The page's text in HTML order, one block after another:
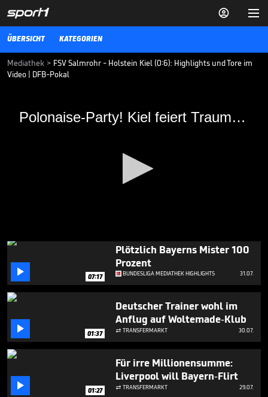


ÜBERSICHT KATEGORIEN
Mediathek > FSV Salmrohr - Holstein Kiel (0:6): Highlights und Tore im
Video | DFB-Pokal
Polonaise-Party! Kiel feiert Traumtor-Gala
0
of
minutes,
23
seconds
Polonaise-Party! Kiel feiert Traumtor-Gala
 07:17
Plötzlich Bayerns Mister 100
Prozent
BUNDESLIGA MEDIATHEK HIGHLIGHTS 31.07.
 01:37
Deutscher Trainer wohl im
Anflug auf Woltemade-Klub
 TRANSFERMARKT 30.07.
 01:27
Für irre Millionensumme:
Liverpool will Bayern-Flirt
 TRANSFERMARKT 29.07.